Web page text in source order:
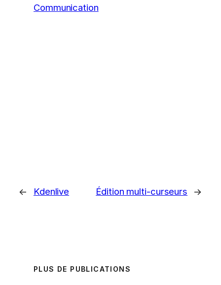
Communication
← Kdenlive Édition multi-curseurs →
PLUS DE PUBLICATIONS